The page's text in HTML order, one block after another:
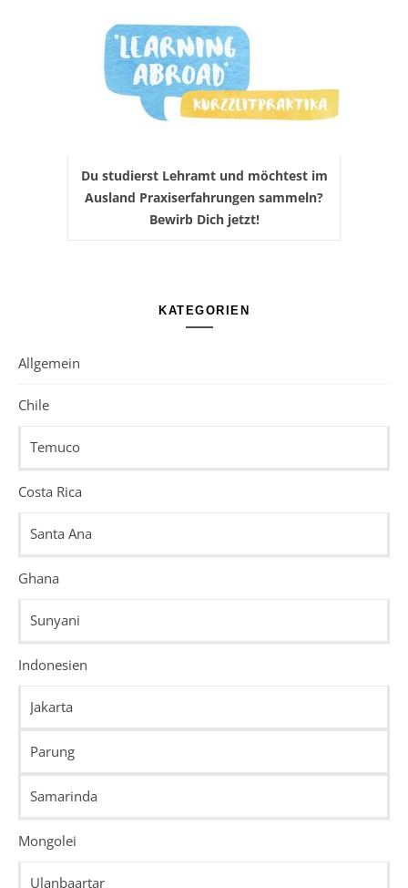
Du studierst Lehramt und möchtest im
Ausland Praxiserfahrungen sammeln?
Bewirb Dich jetzt!
KATEGORIEN
Allgemein
Chile
Temuco
Costa Rica
Santa Ana
Ghana
Sunyani
Indonesien
Jakarta
Parung
Samarinda
Mongolei
Ulanbaartar